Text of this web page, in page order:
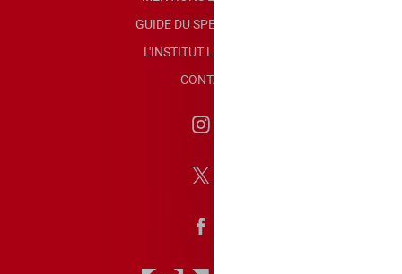
GUIDE DU SPECTATEUR
L'INSTITUT LUMIÈRE
CONTACT